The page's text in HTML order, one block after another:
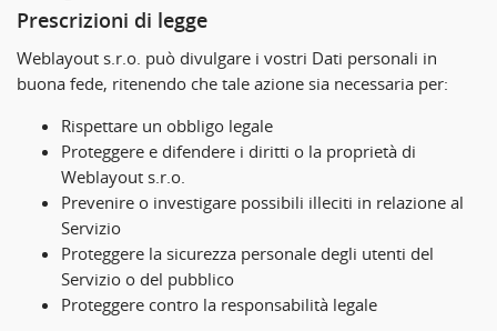
Prescrizioni di legge
Weblayout s.r.o. può divulgare i vostri Dati personali in
buona fede, ritenendo che tale azione sia necessaria per:
Rispettare un obbligo legale
Proteggere e difendere i diritti o la proprietà di
Weblayout s.r.o.
Prevenire o investigare possibili illeciti in relazione al
Servizio
Proteggere la sicurezza personale degli utenti del
Servizio o del pubblico
Proteggere contro la responsabilità legale